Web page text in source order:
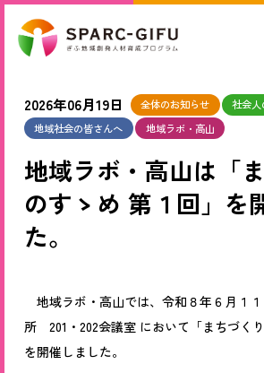
2026年06月19日 全体のお知らせ
社会
地域社会の皆さんへ
地域ラボ・高山
地域ラボ・高山は「
のすゝめ 第１回」を
た。
地域ラボ・高山では、 令和８年６月１
所 201・202会議室 において 「まちづく
を開催しました。